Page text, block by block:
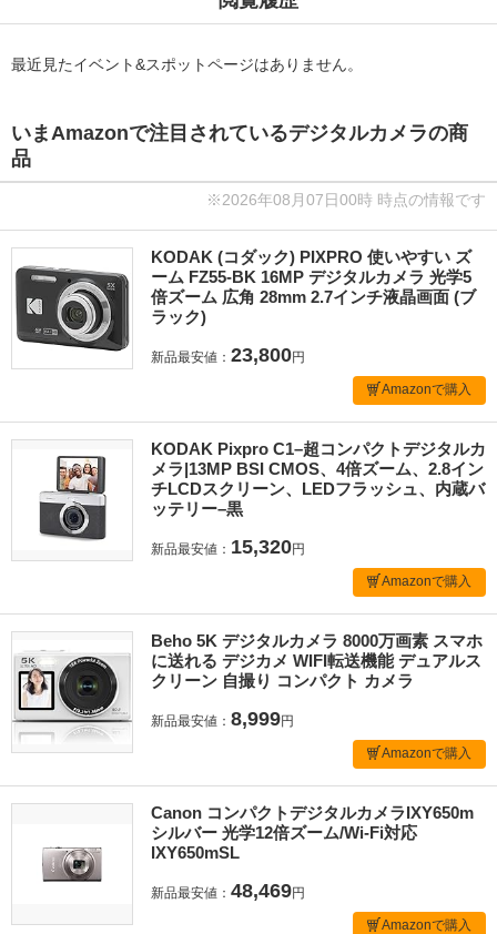
最近見たイベント&スポットページはありません。
いまAmazonで注目されているデジタルカメラの商
品
※2026年08月07日00時 時点の情報です
KODAK (コダック) PIXPRO 使いやすい ズ
ーム FZ55-BK 16MP デジタルカメラ 光学5
倍ズーム 広角 28mm 2.7インチ液晶画面 (ブ
ラック)
新品最安値： 23,800円
Amazonで購入
KODAK Pixpro C1–超コンパクトデジタルカ
メラ|13MP BSI CMOS、4倍ズーム、2.8イン
チLCDスクリーン、LEDフラッシュ、内蔵バ
ッテリー–黒
新品最安値： 15,320円
Amazonで購入
Beho 5K デジタルカメラ 8000万画素 スマホ
に送れる デジカメ WIFI転送機能 デュアルス
クリーン 自撮り コンパクト カメラ
新品最安値： 8,999円
Amazonで購入
Canon コンパクトデジタルカメラIXY650m
シルバー 光学12倍ズーム/Wi-Fi対応
IXY650mSL
新品最安値： 48,469円
Amazonで購入